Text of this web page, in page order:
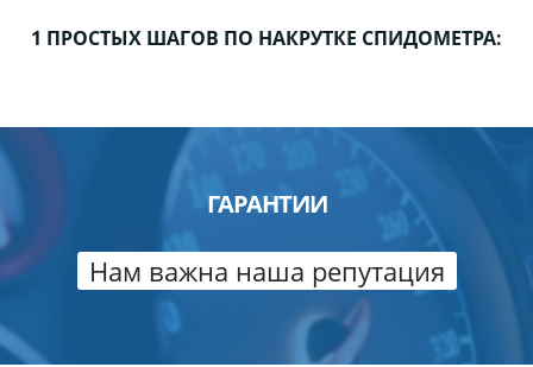
1 ПРОСТЫХ ШАГОВ ПО НАКРУТКЕ СПИДОМЕТРА:
ГАРАНТИИ
Нам важна наша репутация